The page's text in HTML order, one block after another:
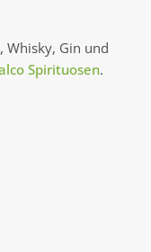
Whisky, Gin und
Spirituosen.